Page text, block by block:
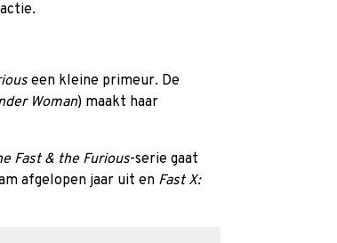
een kleine primeur. De
Woman) maakt haar
Fast & the Furious-serie gaat
afgelopen jaar uit en Fast X: